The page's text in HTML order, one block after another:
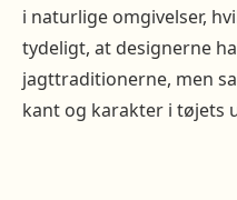
i naturlige omgivelser,
tydeligt, at designerne
jagttraditionerne, men
kant og karakter i tøjets